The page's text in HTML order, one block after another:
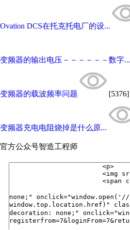
Ovation DCS在托克托电厂的设...
变频器的输出电压－－－－－－数字...
变频器的载波频率问题 [5376]
变频器充电电阻烧掉是什么原...
官方公众号智造工程师